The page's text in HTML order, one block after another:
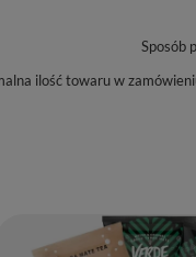
Sposób
ilość towaru w